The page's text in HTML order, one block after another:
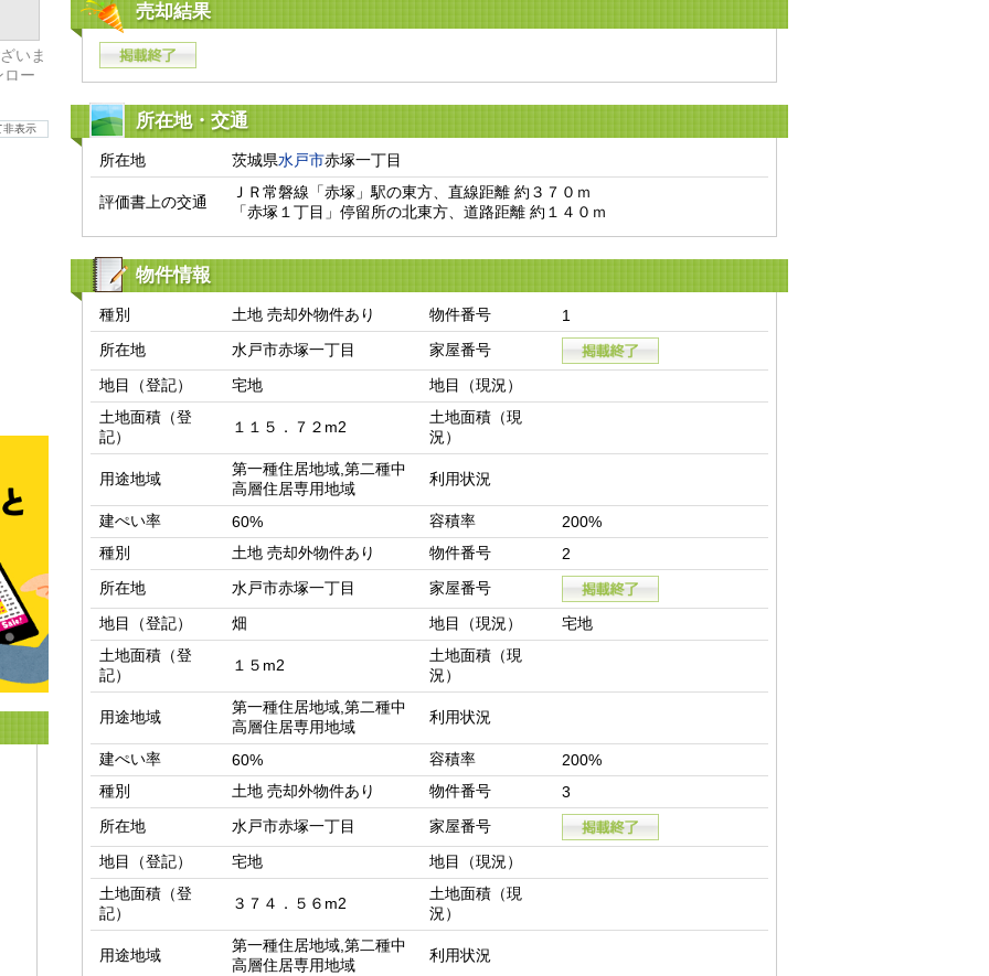
いま
ロー
非表示
売却結果
所在地・交通
所在地 茨城県水戸市赤塚一丁目
評価書上の交通
ＪＲ常磐線「赤塚」駅の東方、直線距離 約３７０ｍ
「赤塚１丁目」停留所の北東方、道路距離 約１４０ｍ
物件情報
種別 土地 売却外物件あり 物件番号
1
所在地
水戸市赤塚一丁目
家屋番号
地目（登記）
宅地
地目（現況）
土地面積（登
記）
１１５．７２m2
土地面積（現
況）
用途地域
第一種住居地域,第二種中
高層住居専用地域
利用状況
建ぺい率 60% 容積率
200%
種別
土地 売却外物件あり 物件番号
2
所在地
水戸市赤塚一丁目
家屋番号
地目（登記）
畑 地目（現況）
宅地
土地面積（登
記）
１５m2
土地面積（現
況）
用途地域
第一種住居地域,第二種中
高層住居専用地域
利用状況
建ぺい率 60% 容積率
200%
種別
土地 売却外物件あり 物件番号
3
所在地
水戸市赤塚一丁目
家屋番号
地目（登記）
宅地
地目（現況）
土地面積（登
記）
３７４．５６m2
土地面積（現
況）
用途地域
第一種住居地域,第二種中
高層住居専用地域
利用状況